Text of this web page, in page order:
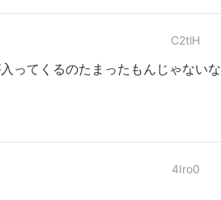
C2tlH
ってくるのたまったもんじゃないな
4Iro0